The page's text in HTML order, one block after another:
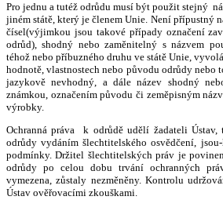
Pro jednu a tutéž odrůdu musí být použit stejný
jiném státě, který je členem Unie. Není přípustný
čísel(výjimkou jsou takové případy označení
odrůd), shodný nebo zaměnitelný s názvem
téhož nebo příbuzného druhu ve státě Unie,
hodnotě, vlastnostech nebo původu odrůdy nebo
jazykově nevhodný, a dále název shodný
známkou, označením původu či zeměpisným
výrobky.
Ochranná práva k odrůdě udělí žadateli
odrůdy vydáním šlechtitelského osvědčení,
podmínky. Držitel šlechtitelských práv je
odrůdy po celou dobu trvání ochranných
vymezena, zůstaly nezměněny. Kontrolu
Ústav ověřovacími zkouškami.